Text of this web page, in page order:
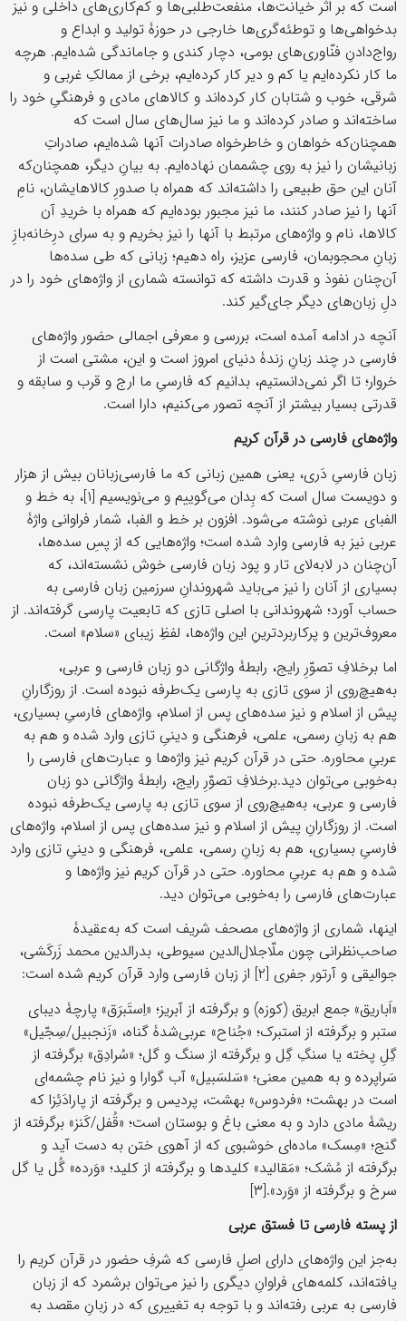
است که بر اثر خیانت‌ها، منفعت‌طلبی‌ها و کم‌کاری‌های داخلی و نیز
بدخواهی‌ها و توطئه‌گری‌ها خارجی در حوزۀ تولید و ابداع و
رواج‌دادنِ فنّاوری‌های بومی، دچار کندی و جاماندگی شده‌ایم. هرچه
ما کار نکرده‌ایم یا کم‌ و دیر کار کرده‌ایم، برخی از ممالکِ غربی و
شرقی، خوب و شتابان کار کرده‌اند و کالاهای مادی و فرهنگیِ خود را
ساخته‌اند و صادر کرده‌اند و ما نیز سال‌های سال است که
همچنان‌که خواهان و خاطرخواه صادرات آنها شده‌ایم، صادراتِ
زبانیشان را نیز به روی چشممان نهاده‌ایم. به بیانِ دیگر، همچنان‌که
آنان این حق طبیعی را داشته‌اند که همراه با صدورِ کالاهایشان، نامِ
آنها را نیز صادر کنند، ما نیز مجبور بوده‌ایم که همراه با خریدِ آن
کالاها، نام و واژه‌های مرتبط با آنها را نیز بخریم و به سرای درِخانه‌بازِ
زبانِ محجوبمان، فارسی عزیز، راه دهیم؛ زبانی که طی سده‌ها
آن‌چنان نفوذ و قدرت داشته که توانسته شماری از واژه‌های خود را در
دلِ زبان‌های دیگر جای‌گیر کند.
آنچه در ادامه آمده است، بررسی و معرفی اجمالی حضور واژه‌های
فارسی در چند زبانِ زندۀ دنیای امروز است و این، مشتی است از
خروار؛ تا اگر نمی‌دانستیم، بدانیم که فارسیِ ما ارج و قرب و سابقه‌ و
قدرتی بسیار بیشتر از آنچه تصور می‌کنیم، دارا است.
واژه‌های فارسی در قرآن کریم
زبان فارسیِ دَری، یعنی همین زبانی که ما فارسی‌زبانان بیش از هزار
و دویست سال است که بِدان می‌گوییم و می‌نویسیم [۱]، به خط و
الفبای عربی نوشته می‌شود. افزون بر خط و الفبا، شمار فراوانی واژۀ
عربی نیز به فارسی وارد شده است؛ واژه‌هایی که از پسِ سده‌ها،
آن‌چنان در لابه‌لای تار و پود زبان فارسی خوش نشسته‌اند، که
بسیاری از آنان را نیز می‌باید شهروندانِ سرزمین زبان فارسی به
حساب آورد؛ شهروندانی با اصلی تازی که تابعیت پارسی گرفته‌اند. از
معروف‌ترین و پرکاربردترینِ این واژه‌ها، لفظِ زیبای «سلام» است.
اما برخلافِ تصوّرِ رایج، رابطۀ واژگانی دو زبان فارسی و عربی،
به‌هیچ‌روی از سوی تازی به پارسی یک‌طرفه نبوده است. از روزگارانِ
پیش از اسلام و نیز سده‌های پس از اسلام، واژه‌های فارسیِ بسیاری،
هم به زبانِ رسمی، علمی، فرهنگی و دینیِ تازی وارد شده و هم به
عربیِ محاوره. حتی در قرآن کریم نیز واژه‌ها و عبارت‌های فارسی را
به‌خوبی می‌توان دید.برخلافِ تصوّرِ رایج، رابطۀ واژگانی دو زبان
فارسی و عربی، به‌هیچ‌روی از سوی تازی به پارسی یک‌طرفه نبوده
است. از روزگارانِ پیش از اسلام و نیز سده‌های پس از اسلام، واژه‌های
فارسیِ بسیاری، هم به زبانِ رسمی، علمی، فرهنگی و دینیِ تازی وارد
شده و هم به عربیِ محاوره. حتی در قرآن کریم نیز واژه‌ها و
عبارت‌های فارسی را به‌خوبی می‌توان دید.
اینها، شماری از واژه‌های مصحف شریف است که به‌عقیدۀ
صاحب‌نظرانی چون ملّاجلال‌الدین سیوطی، بدرالدین محمد زَرکَشی،
جوالیقی و آرتور جفری [۲] از زبان فارسی وارد قرآن کریم شده است:
«اَباریق» جمع ابریق (کوزه) و برگرفته از آبریز؛ «اِستَبرَق» پارچۀ دیبای
ستبر و برگرفته از استبرک؛ «جُناح» عربی‌شدۀ گناه، «زَنجبیل/سِجّیل»
گِلِ پخته یا سنگِ گِل و برگرفته از سنگ و گل؛ «سُرادِق» برگرفته از
سَراپرده و به همین معنی؛ «سَلسَبیل» آب گوارا و نیز نام چشمه‌ای
است در بهشت؛ «فردوس» بهشت، پردیس و برگرفته از پارادَئِزا که
ریشۀ مادی دارد و به معنی باغ و بوستان است؛ «قُفل/کَنز» برگرفته از
گنج؛ «مِسک» ماده‌ای خوشبوی که از آهوی ختن به دست آید و
برگرفته از مُشک؛ «مَقالید» کلیدها و برگرفته از کلید؛ «وَرده» گُل یا گل
سرخ و برگرفته از «وَرد».[۳]
از پستۀ فارسی تا فستق عربی
به‌جز این واژه‌های دارای اصلِ فارسی که شرفِ حضور در قرآن کریم را
یافته‌اند، کلمه‌های فراوانِ دیگری را نیز می‌توان برشمرد که از زبان
فارسی به عربی رفته‌اند و با توجه به تغییری که در زبانِ مقصد به